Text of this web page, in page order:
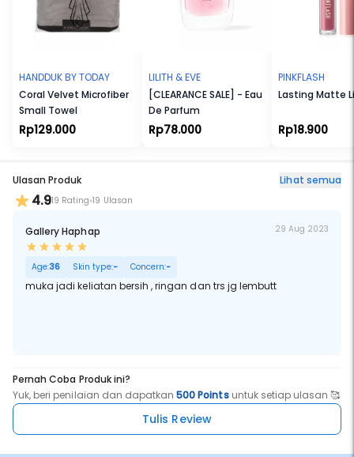
HANDDUK BY TODAY
Coral Velvet Microfiber
Small Towel
Rp129.000
LILITH & EVE
[CLEARANCE SALE] - Eau
De Parfum
Rp78.000
PINKFLASH
Lasting Matte
Rp18.900
Ulasan Produk Lihat semua
4.919 Rating 19 Ulasan
Gallery Haphap 29 Aug 2023
Age:36 Skin type:- Concern:-
muka jadi keliatan bersih , ringan dan trs jg lembutt
Pernah Coba Produk ini?
Yuk, beri penilaian dan dapatkan500 Pointsuntuk setiap ulasan 🥰
Tulis Review